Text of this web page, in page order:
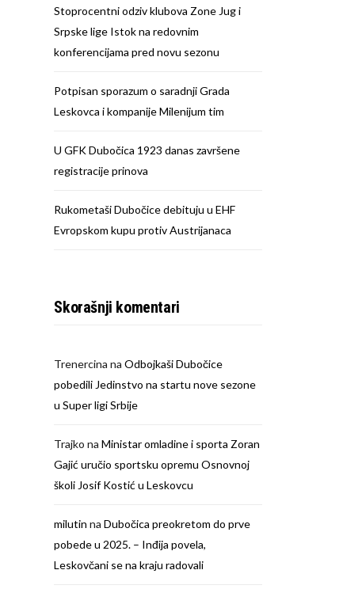
Stoprocentni odziv klubova Zone Jug i
Srpske lige Istok na redovnim
konferencijama pred novu sezonu
Potpisan sporazum o saradnji Grada
Leskovca i kompanije Milenijum tim
U GFK Dubočica 1923 danas završene
registracije prinova
Rukometaši Dubočice debituju u EHF
Evropskom kupu protiv Austrijanaca
Skorašnji komentari
Trenercina naOdbojkaši Dubočice
pobedili Jedinstvo na startu nove sezone
u Super ligi Srbije
Trajko naMinistar omladine i sporta Zoran
Gajić uručio sportsku opremu Osnovnoj
školi Josif Kostić u Leskovcu
milutin naDubočica preokretom do prve
pobede u 2025. – Inđija povela,
Leskovčani se na kraju radovali